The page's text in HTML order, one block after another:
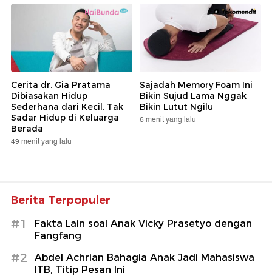
Cerita dr. Gia Pratama
Dibiasakan Hidup
Sederhana dari Kecil, Tak
Sadar Hidup di Keluarga
Berada
49 menit yang lalu
Sajadah Memory Foam Ini
Bikin Sujud Lama Nggak
Bikin Lutut Ngilu
6 menit yang lalu
Berita Terpopuler
#1
Fakta Lain soal Anak Vicky Prasetyo dengan
Fangfang
#2
Abdel Achrian Bahagia Anak Jadi Mahasiswa
ITB, Titip Pesan Ini